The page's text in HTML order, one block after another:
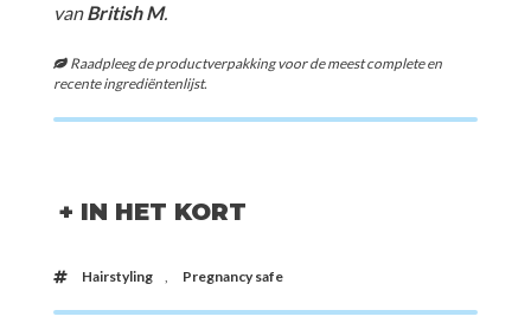
vanBritish M.
Raadpleeg de productverpakking voor de meest complete en
recente ingrediëntenlijst.
+ IN HET KORT
Hairstyling , Pregnancy safe